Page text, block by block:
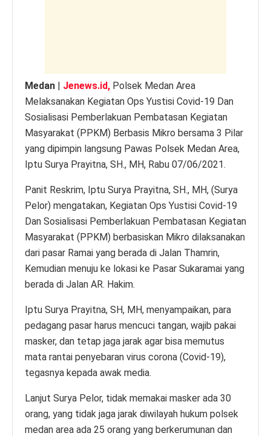
Medan | Jenews.id, Polsek Medan Area
Melaksanakan Kegiatan Ops Yustisi Covid-19 Dan
Sosialisasi Pemberlakuan Pembatasan Kegiatan
Masyarakat (PPKM) Berbasis Mikro bersama 3 Pilar
yang dipimpin langsung Pawas Polsek Medan Area,
Iptu Surya Prayitna, SH., MH, Rabu 07/06/2021.
Panit Reskrim, Iptu Surya Prayitna, SH., MH, (Surya
Pelor) mengatakan, Kegiatan Ops Yustisi Covid-19
Dan Sosialisasi Pemberlakuan Pembatasan Kegiatan
Masyarakat (PPKM) berbasiskan Mikro dilaksanakan
dari pasar Ramai yang berada di Jalan Thamrin,
Kemudian menuju ke lokasi ke Pasar Sukaramai yang
berada di Jalan AR. Hakim.
Iptu Surya Prayitna, SH, MH, menyampaikan, para
pedagang pasar harus mencuci tangan, wajib pakai
masker, dan tetap jaga jarak agar bisa memutus
mata rantai penyebaran virus corona (Covid-19),
tegasnya kepada awak media.
Lanjut Surya Pelor, tidak memakai masker ada 30
orang, yang tidak jaga jarak diwilayah hukum polsek
medan area ada 25 orang yang berkerumunan dan